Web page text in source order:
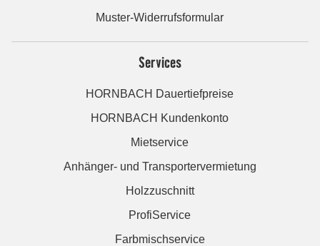
Muster-Widerrufsformular
Services
HORNBACH Dauertiefpreise
HORNBACH Kundenkonto
Mietservice
Anhänger- und Transportervermietung
Holzzuschnitt
ProfiService
Farbmischservice